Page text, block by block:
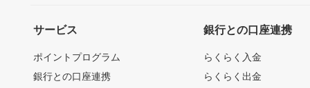
サービス
ポイントプログラム
銀行との口座連携
銀行との口座連携
らくらく入金
らくらく出金